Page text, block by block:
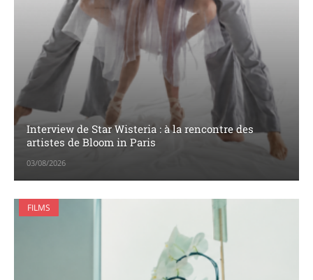
Interview de Star Wisteria : à la rencontre des
artistes de Bloom in Paris
03/08/2026
FILMS